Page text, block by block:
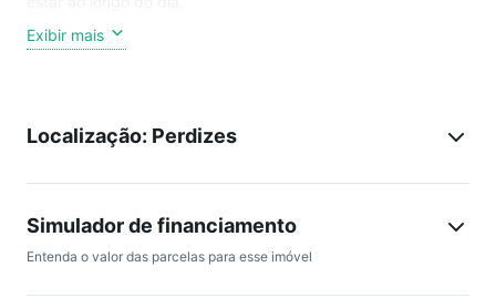
A área íntima dispõe de 3 dormitórios bem distribuídos,
serviço completa, que inclui lavanderia, dependência e
organização.
O condomínio oferece uma infraestrutura de lazer completa,
Exibir mais
Localização: Perdizes
Simulador de financiamento
Entenda o valor das parcelas para esse imóvel